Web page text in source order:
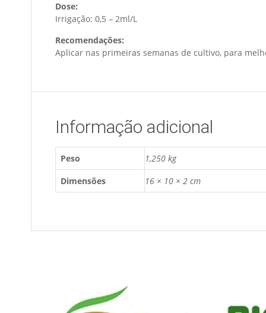
Dose:
Irrigação: 0,5 – 2ml/L
Recomendações:
Aplicar nas primeiras semanas de cultivo, para
Informação adicional
Peso
1,250 kg
Dimensões
16 × 10 × 2 cm